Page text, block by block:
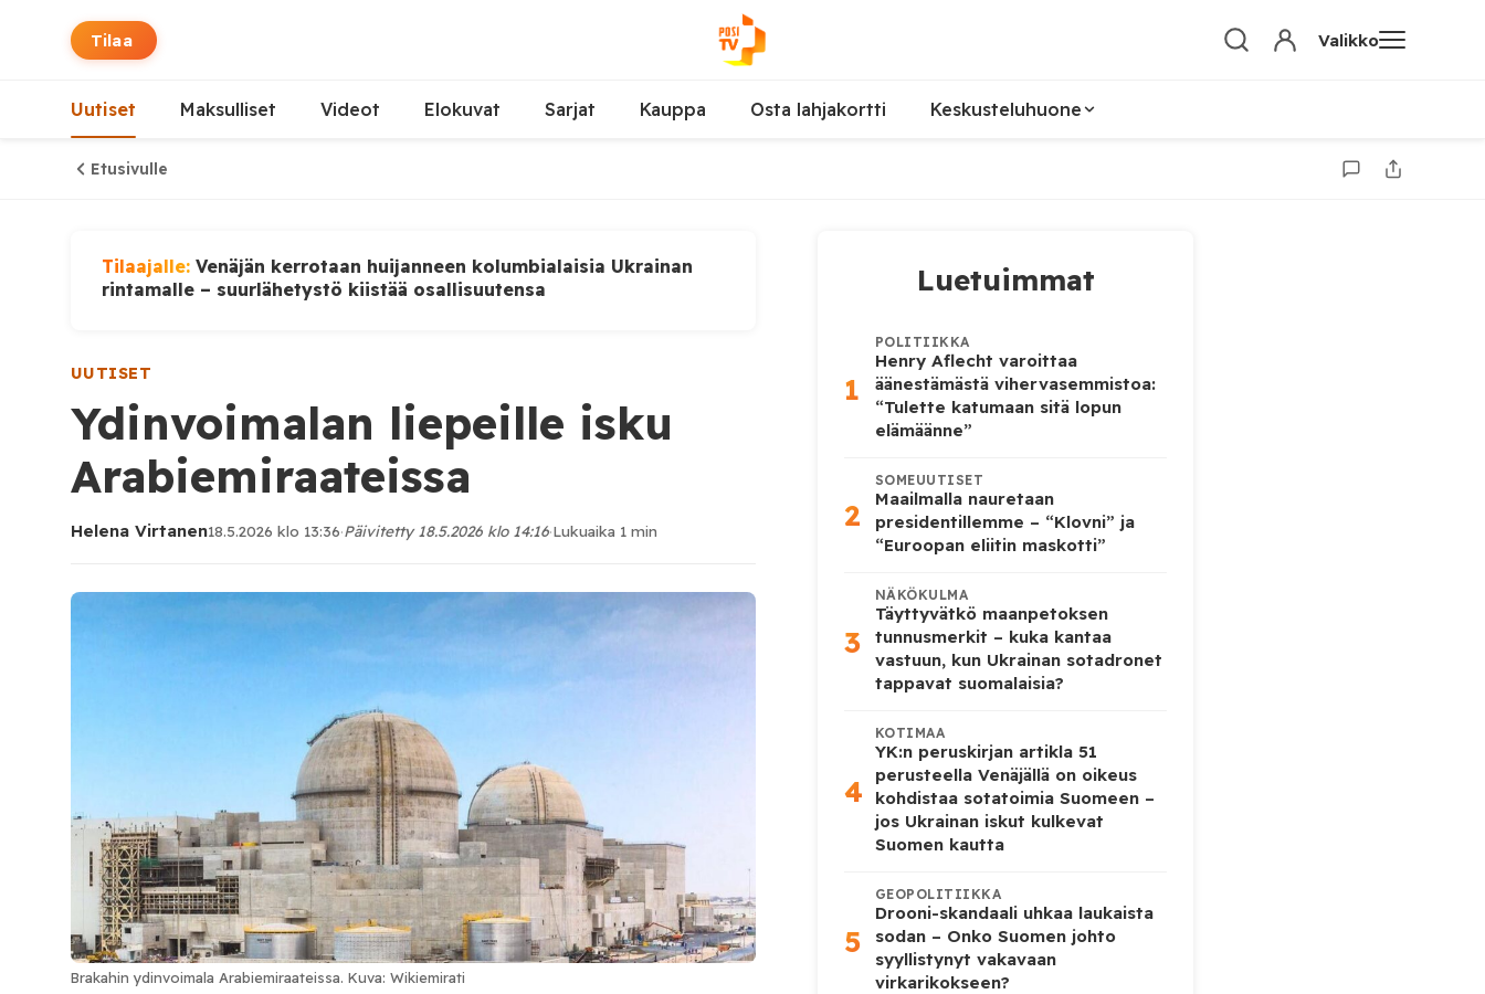
Tilaa Valikko
Uutiset Maksulliset Videot Elokuvat Sarjat Kauppa Osta lahjakortti Keskusteluhuone
Etusivulle
Tilaajalle: Venäjän kerrotaan huijanneen kolumbialaisia Ukrainan
rintamalle – suurlähetystö kiistää osallisuutensa
UUTISET
Ydinvoimalan liepeille isku
Arabiemiraateissa
Helena Virtanen18.5.2026 klo 13:36·Päivitetty 18.5.2026 klo 14:16·Lukuaika 1 min
Brakahin ydinvoimala Arabiemiraateissa. Kuva: Wikiemirati
Luetuimmat
1
POLITIIKKA
Henry Aflecht varoittaa
äänestämästä vihervasemmistoa:
“Tulette katumaan sitä lopun
elämäänne”
2
SOMEUUTISET
Maailmalla nauretaan
presidentillemme – “Klovni” ja
“Euroopan eliitin maskotti”
3
NÄKÖKULMA
Täyttyvätkö maanpetoksen
tunnusmerkit – kuka kantaa
vastuun, kun Ukrainan sotadronet
tappavat suomalaisia?
4
KOTIMAA
YK:n peruskirjan artikla 51
perusteella Venäjällä on oikeus
kohdistaa sotatoimia Suomeen –
jos Ukrainan iskut kulkevat
Suomen kautta
5
GEOPOLITIIKKA
Drooni-skandaali uhkaa laukaista
sodan – Onko Suomen johto
syyllistynyt vakavaan
virkarikokseen?